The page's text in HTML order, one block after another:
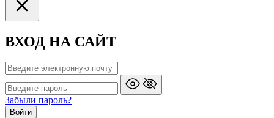
ВХОД НА САЙТ
Забыли пароль?
Войти